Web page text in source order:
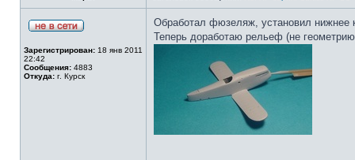
Зарегистрирован: 18 янв 2011
22:42
Сообщения: 4883
Откуда: г. Курск
Обработал фюзеляж, установил нижнее
Теперь доработаю рельеф (не